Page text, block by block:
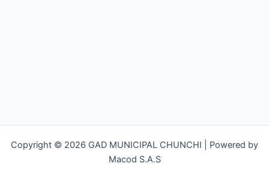
Copyright © 2026 GAD MUNICIPAL CHUNCHI | Powered by
Macod S.A.S